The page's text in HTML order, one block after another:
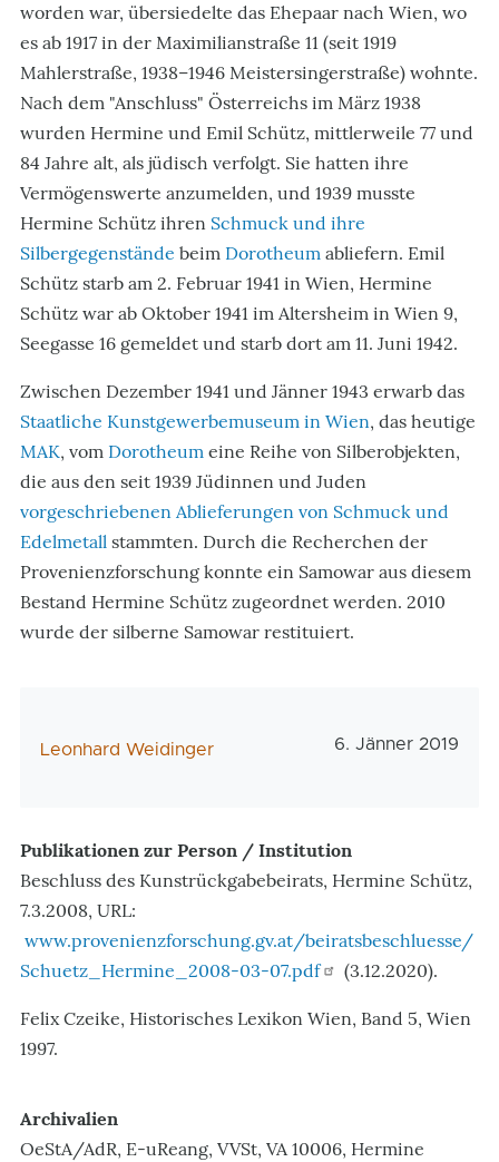
worden war, übersiedelte das Ehepaar nach Wien, wo
es ab 1917 in der Maximilianstraße 11 (seit 1919
Mahlerstraße, 1938–1946 Meistersingerstraße) wohnte.
Nach dem "Anschluss" Österreichs im März 1938
wurden Hermine und Emil Schütz, mittlerweile 77 und
84 Jahre alt, als jüdisch verfolgt. Sie hatten ihre
Vermögenswerte anzumelden, und 1939 musste
Hermine Schütz ihren Schmuck und ihre
Silbergegenstände beim Dorotheum abliefern. Emil
Schütz starb am 2. Februar 1941 in Wien, Hermine
Schütz war ab Oktober 1941 im Altersheim in Wien 9,
Seegasse 16 gemeldet und starb dort am 11. Juni 1942.
Zwischen Dezember 1941 und Jänner 1943 erwarb das
Staatliche Kunstgewerbemuseum in Wien, das heutige
MAK, vom Dorotheum eine Reihe von Silberobjekten,
die aus den seit 1939 Jüdinnen und Juden
vorgeschriebenen Ablieferungen von Schmuck und
Edelmetall stammten. Durch die Recherchen der
Provenienzforschung konnte ein Samowar aus diesem
Bestand Hermine Schütz zugeordnet werden. 2010
wurde der silberne Samowar restituiert.
AutorIn
Leonhard Weidinger 6. Jänner 2019
Publikationen zur Person / Institution
Beschluss des Kunstrückgabebeirats, Hermine Schütz,
7.3.2008, URL:
www.provenienzforschung.gv.at/beiratsbeschluesse/
Schuetz_Hermine_2008-03-07.pdf
(3.12.2020).
Felix Czeike, Historisches Lexikon Wien, Band 5, Wien
1997.
Archivalien
OeStA/AdR, E-uReang, VVSt, VA 10006, Hermine